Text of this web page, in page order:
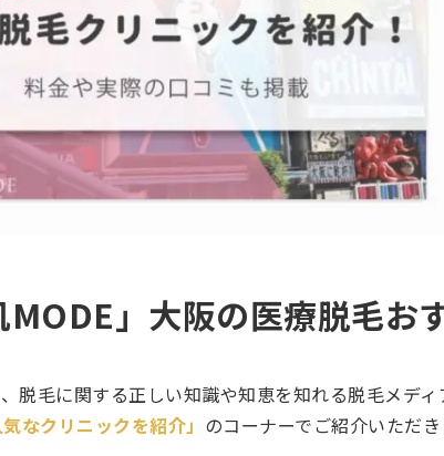
」大阪の医療脱毛お
脱毛に関する正しい知識や知恵を知れる脱毛メディ
なクリニックを紹介」 のコーナーでご紹介いただき